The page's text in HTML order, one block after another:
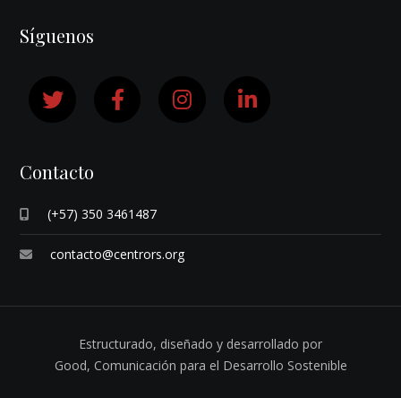
Síguenos
Contacto
(+57) 350 3461487
contacto@centrors.org
Estructurado, diseñado y desarrollado por
Good, Comunicación para el Desarrollo Sostenible